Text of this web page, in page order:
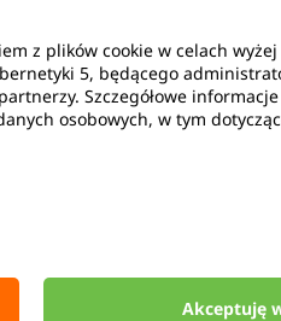
z plików cookie w celach
5, będącego
Szczegółowe
osobowych, w tym
Akceptuję